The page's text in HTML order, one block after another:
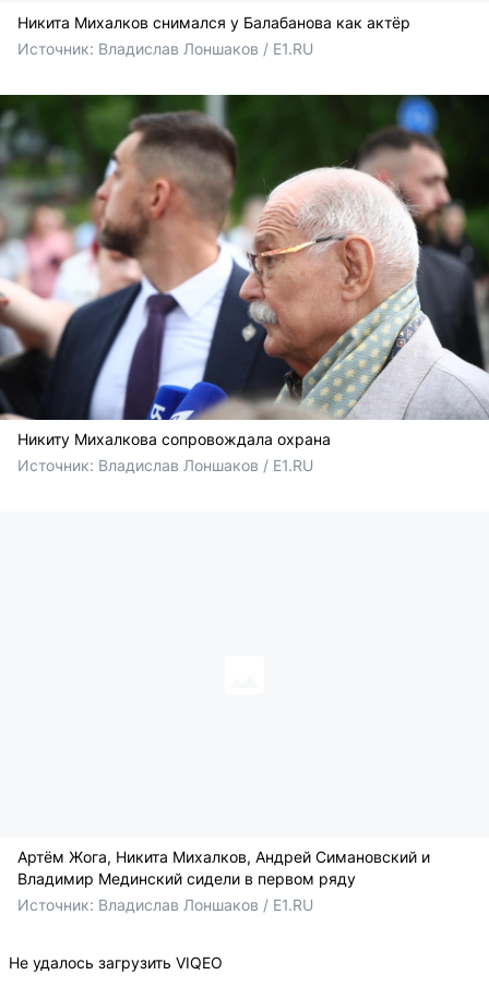
Никита Михалков снимался у Балабанова как актёр
Источник: Владислав Лоншаков / E1.RU
Никиту Михалкова сопровождала охрана
Источник: Владислав Лоншаков / E1.RU
Артём Жога, Никита Михалков, Андрей Симановский и
Владимир Мединский сидели в первом ряду
Источник: Владислав Лоншаков / E1.RU
Не удалось загрузить VIQEO